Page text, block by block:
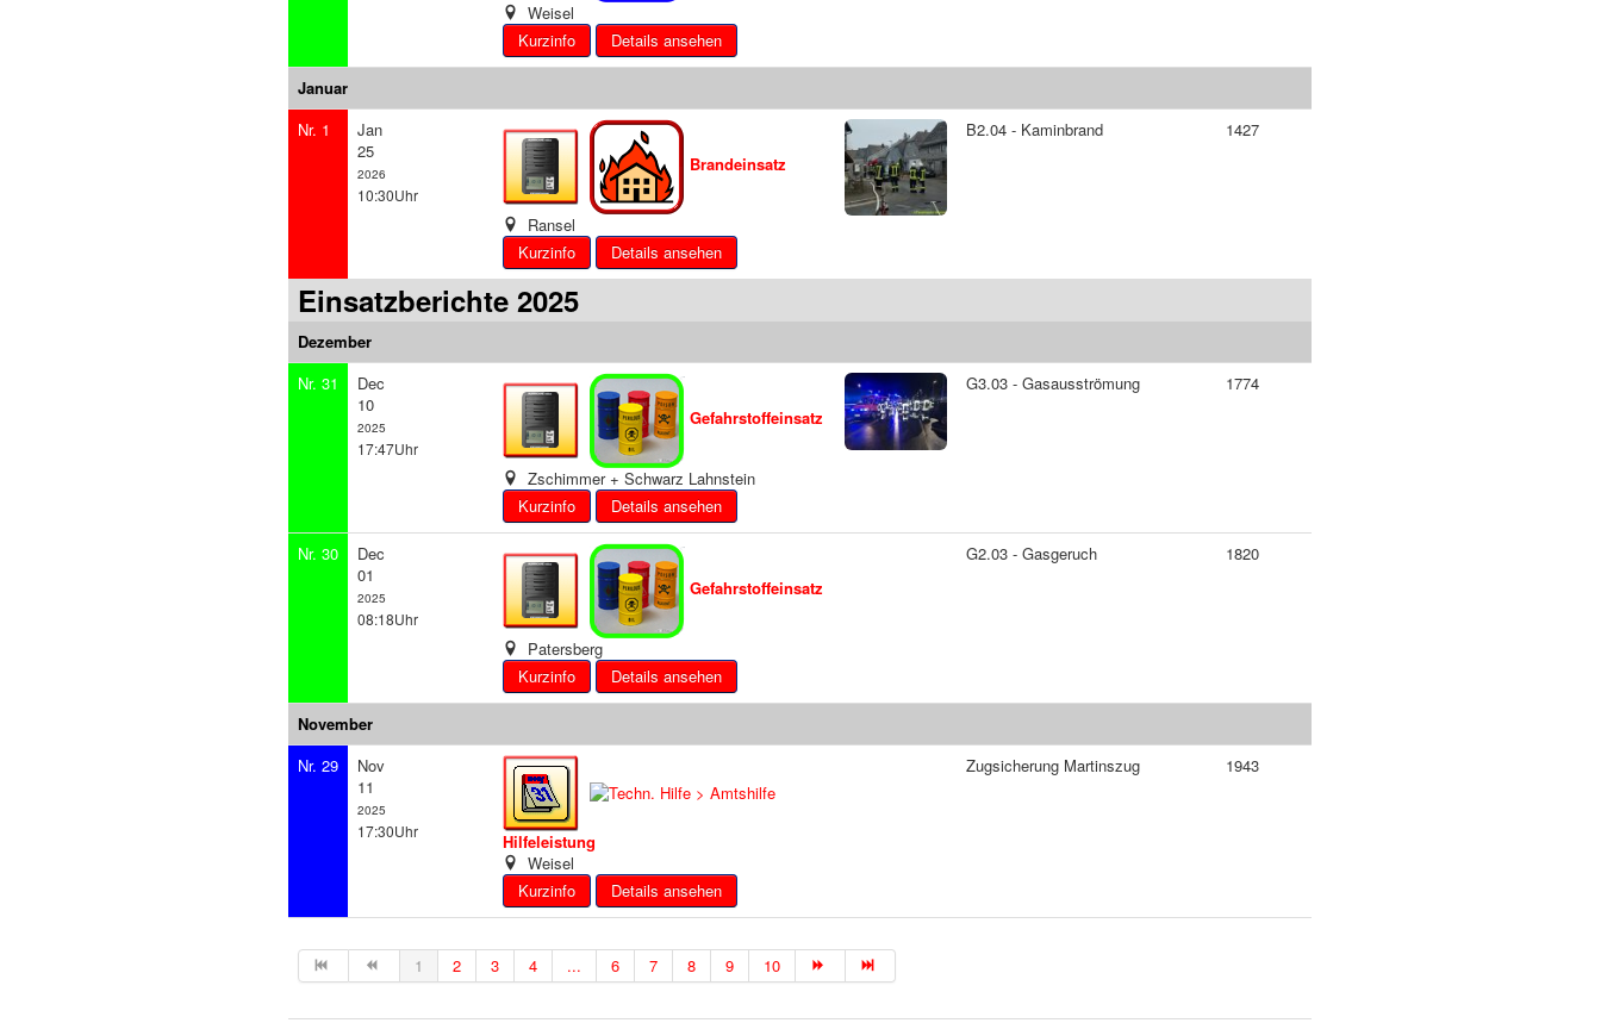
Weisel
Details ansehen
Januar
Nr. 1
Jan
25
2026
10:30Uhr
Brandeinsatz
Ransel
Details ansehen
B2.04 - Kaminbrand 1427
Einsatzberichte 2025
Dezember
Nr. 31
Dec
10
2025
17:47Uhr
Gefahrstoffeinsatz
Zschimmer + Schwarz Lahnstein
Details ansehen
G3.03 - Gasausströmung 1774
Nr. 30
Dec
01
2025
08:18Uhr
Gefahrstoffeinsatz
Patersberg
Details ansehen
G2.03 - Gasgeruch 1820
November
Nr. 29
Nov
11
2025
17:30Uhr
Hilfeleistung
Weisel
Details ansehen
Zugsicherung Martinszug 1943
1 2 3 4 ... 6 7 8 9 10